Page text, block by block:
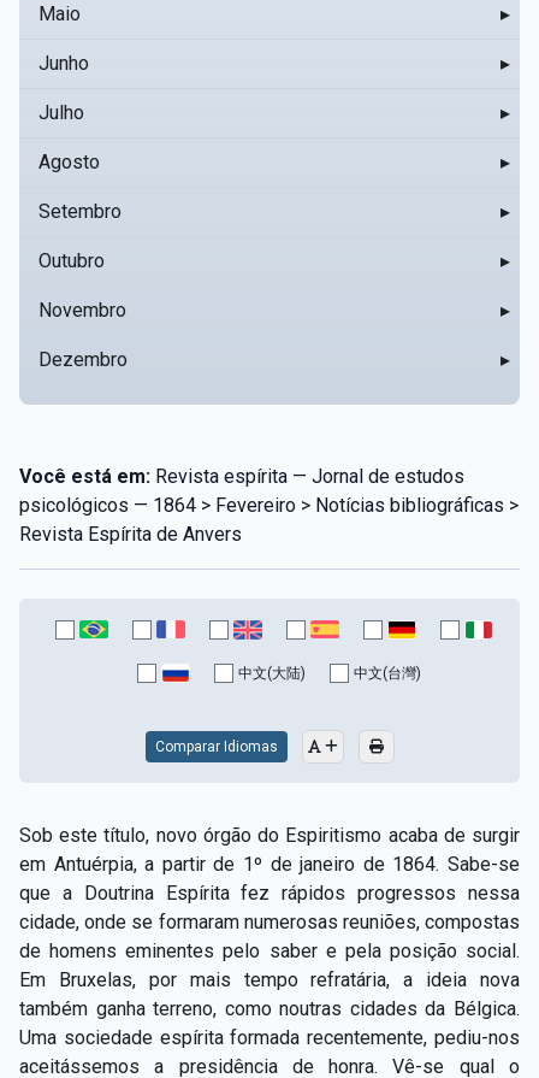
Maio ▸
Junho ▸
Julho ▸
Agosto ▸
Setembro ▸
Outubro ▸
Novembro ▸
Dezembro ▸
Você está em: Revista espírita — Jornal de estudos
psicológicos — 1864 > Fevereiro > Notícias bibliográficas >
Revista Espírita de Anvers
中文(大陆) 中文(台灣)
Comparar Idiomas
Sob este título, novo órgão do Espiritismo acaba de surgir
em Antuérpia, a partir de 1º de janeiro de 1864. Sabe-se
que a Doutrina Espírita fez rápidos progressos nessa
cidade, onde se formaram numerosas reuniões, compostas
de homens eminentes pelo saber e pela posição social.
Em Bruxelas, por mais tempo refratária, a ideia nova
também ganha terreno, como noutras cidades da Bélgica.
Uma sociedade espírita formada recentemente, pediu-nos
aceitássemos a presidência de honra. Vê-se qual o